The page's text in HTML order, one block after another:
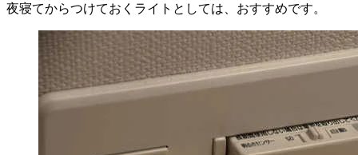
夜寝てからつけておくライトとしては、おすすめです。